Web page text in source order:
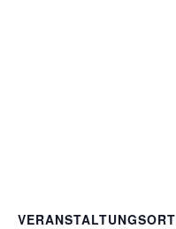
VERANSTALTUNGSORT